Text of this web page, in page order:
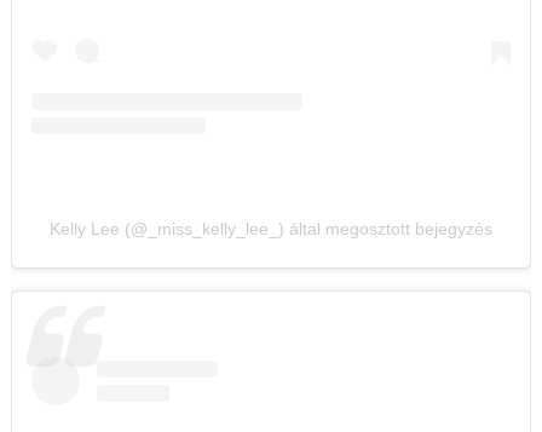
Kelly Lee (@_miss_kelly_lee_) által megosztott bejegyzés